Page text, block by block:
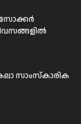
സാംസ്കാരിക